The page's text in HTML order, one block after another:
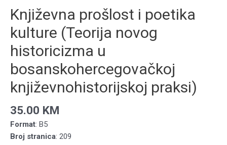
Književna prošlost i poetika
kulture (Teorija novog
historicizma u
bosanskohercegovačkoj
književnohistorijskoj praksi)
35.00 KM
Format: B5
Broj stranica: 209